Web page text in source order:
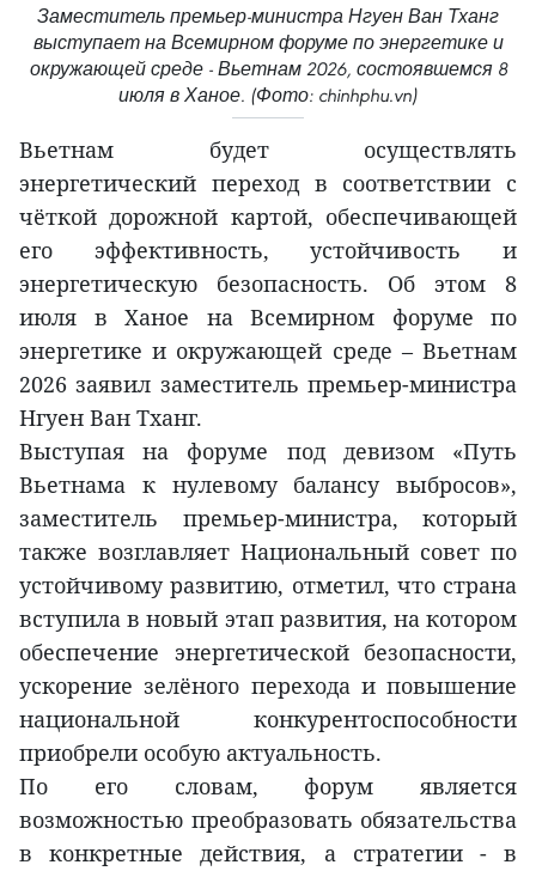
Заместитель премьер-министра Нгуен Ван Тханг
выступает на Всемирном форуме по энергетике и
окружающей среде - Вьетнам 2026, состоявшемся 8
июля в Ханое. (Фото: chinhphu.vn)
Вьетнам будет осуществлять
энергетический переход в соответствии с
чёткой дорожной картой, обеспечивающей
его эффективность, устойчивость и
энергетическую безопасность. Об этом 8
июля в Ханое на Всемирном форуме по
энергетике и окружающей среде – Вьетнам
2026 заявил заместитель премьер-министра
Нгуен Ван Тханг.
Выступая на форуме под девизом «Путь
Вьетнама к нулевому балансу выбросов»,
заместитель премьер-министра, который
также возглавляет Национальный совет по
устойчивому развитию, отметил, что страна
вступила в новый этап развития, на котором
обеспечение энергетической безопасности,
ускорение зелёного перехода и повышение
национальной конкурентоспособности
приобрели особую актуальность.
По его словам, форум является
возможностью преобразовать обязательства
в конкретные действия, а стратегии - в